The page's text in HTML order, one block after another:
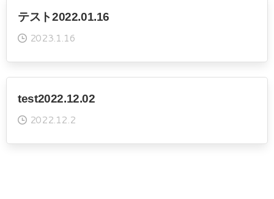
テスト2022.01.16
2023.1.16
test2022.12.02
2022.12.2